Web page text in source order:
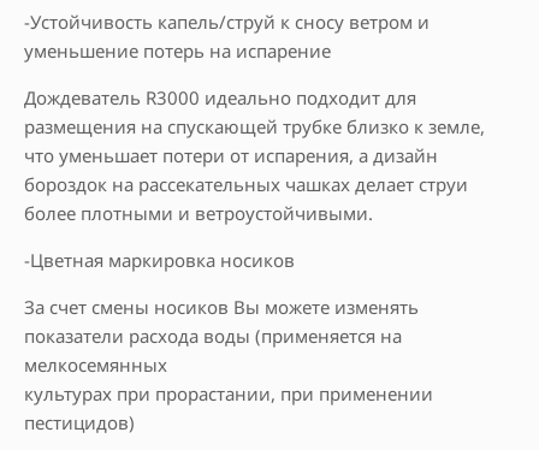
-Устойчивость капель/струй к сносу ветром и
уменьшение потерь на испарение
Дождеватель R3000 идеально подходит для
размещения на спускающей трубке близко к земле,
что уменьшает потери от испарения, а дизайн
бороздок на рассекательных чашках делает струи
более плотными и ветроустойчивыми.
-Цветная маркировка носиков
За счет смены носиков Вы можете изменять
показатели расхода воды (применяется на
мелкосемянных
культурах при прорастании, при применении
пестицидов)